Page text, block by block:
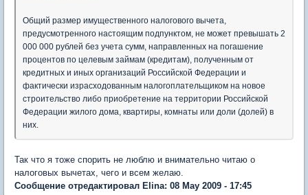
Общий размер имущественного налогового вычета,
предусмотренного настоящим подпунктом, не может превышать 2
000 000 рублей без учета сумм, направленных на погашение
процентов по целевым займам (кредитам), полученным от
кредитных и иных организаций Российской Федерации и
фактически израсходованным налогоплательщиком на новое
строительство либо приобретение на территории Российской
Федерации жилого дома, квартиры, комнаты или доли (долей) в
них.
Так что я тоже спорить не люблю и внимательно читаю о
налоговых вычетах, чего и всем желаю.
Сообщение отредактировал Elina: 08 May 2009 - 17:45